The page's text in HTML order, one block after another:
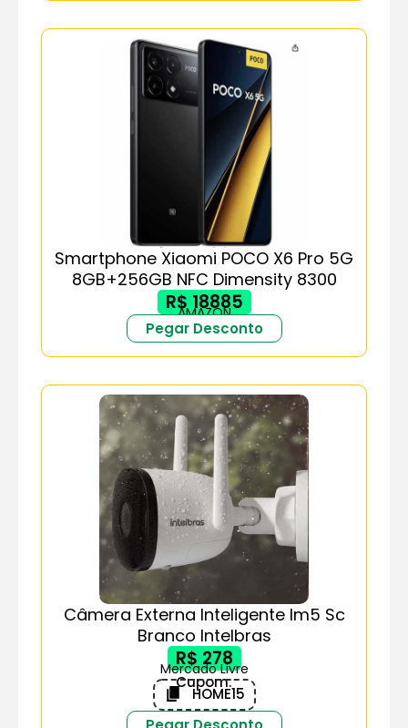
Smartphone Xiaomi POCO X6 Pro 5G
8GB+256GB NFC Dimensity 8300
R$ 18885
AMAZON
Pegar Desconto
Câmera Externa Inteligente Im5 Sc
Branco Intelbras
R$ 278
Mercado Livre
Cupom:
HOME15